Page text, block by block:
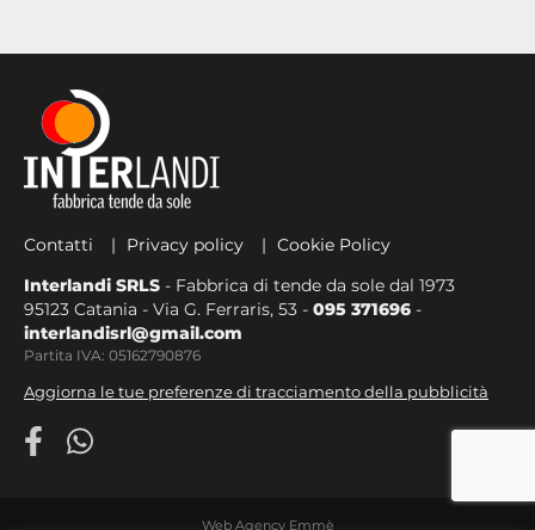
Contatti Privacy policy
Cookie Policy
Interlandi SRLS - Fabbrica di tende da sole dal 1973
95123 Catania - Via G. Ferraris, 53 - 095 371696 -
interlandisrl@gmail.com
Partita IVA: 05162790876
Aggiorna le tue preferenze di tracciamento della pubblicità
Web Agency Emmè